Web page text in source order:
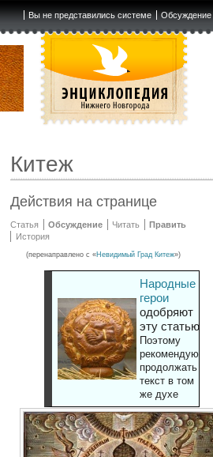
Вы не представились системе Обсуждение
Китеж
Действия на странице
Статья Обсуждение Читать
Править
История
(перенаправлено с «Невидимый Град Китеж»)
Народные
герои
одобряют
эту статью
Поэтому
рекомендуют
продолжать
текст в том
же духе